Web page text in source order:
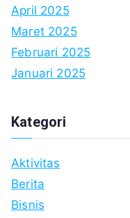
April 2025
Maret 2025
Februari 2025
Januari 2025
Kategori
Aktivitas
Berita
Bisnis